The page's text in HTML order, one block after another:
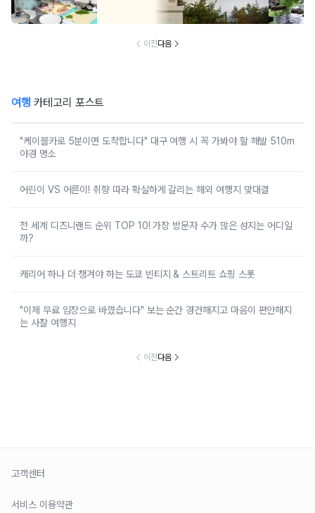
‘제주미행’ 특별회
차 운영
‘스테이 아리재’ 4
코스
떠나는
여
이전다음
여행 카테고리 포스트
"케이블카로 5분이면 도착합니다" 대구 여행 시 꼭 가봐야 할 해발 510m
야경 명소
어린이 VS 어른이! 취향 따라 확실하게 갈리는 해외 여행지 맞대결
전 세계 디즈니랜드 순위 TOP 10! 가장 방문자 수가 많은 성지는 어디일
까?
캐리어 하나 더 챙겨야 하는 도쿄 빈티지 & 스트리트 쇼핑 스폿
"이제 무료 입장으로 바꼈습니다" 보는 순간 경건해지고 마음이 편안해지
는 사찰 여행지
이전다음
고객센터
서비스 이용약관